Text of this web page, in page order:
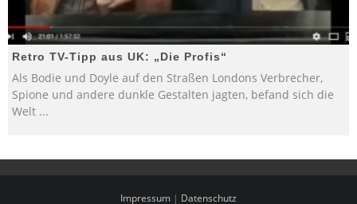
Retro TV-Tipp aus UK: „Die Profis“
Als Bodie und Doyle auf den Straßen Londons Verbrecher,
Spione und andere dunkle Gestalten jagten, befand sich die
Welt ...
Impressum | Datenschutz